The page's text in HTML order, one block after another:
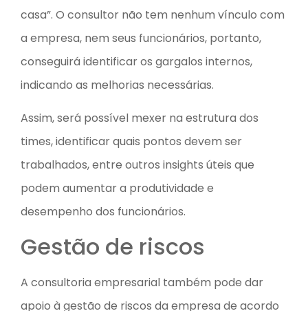
casa”. O consultor não tem nenhum vínculo com
a empresa, nem seus funcionários, portanto,
conseguirá identificar os gargalos internos,
indicando as melhorias necessárias.
Assim, será possível mexer na estrutura dos
times, identificar quais pontos devem ser
trabalhados, entre outros insights úteis que
podem aumentar a produtividade e
desempenho dos funcionários.
Gestão de riscos
A consultoria empresarial também pode dar
apoio à gestão de riscos da empresa de acordo